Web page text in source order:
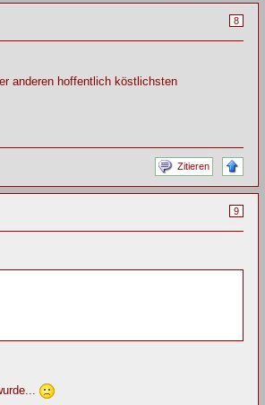
8
anderen hoffentlich köstlichsten
Zitieren
9